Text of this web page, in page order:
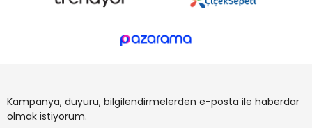
Kampanya, duyuru, bilgilendirmelerden e-posta ile haberdar
olmak istiyorum.